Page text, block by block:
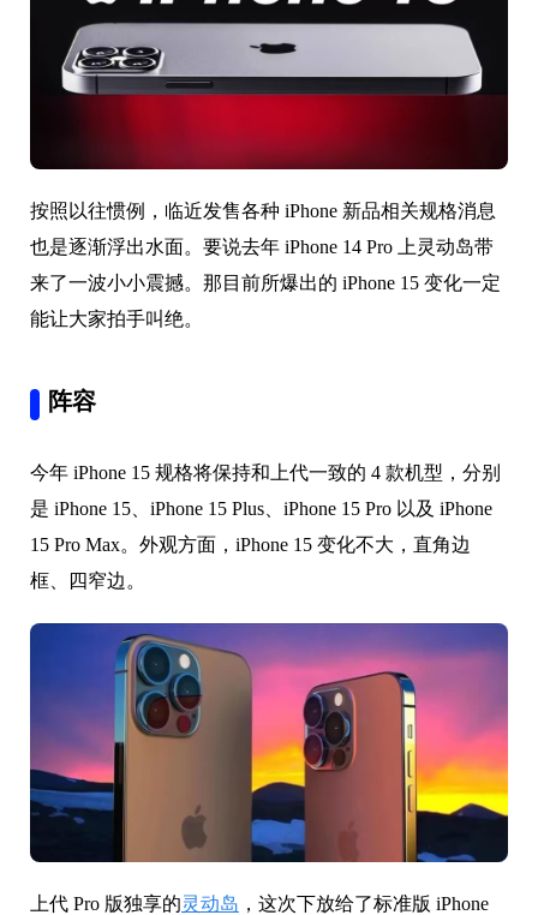
按照以往惯例，临近发售各种 iPhone 新品相关规格消息
也是逐渐浮出水面。要说去年 iPhone 14 Pro 上灵动岛带
来了一波小小震撼。那目前所爆出的 iPhone 15 变化一定
能让大家拍手叫绝。
阵容
今年 iPhone 15 规格将保持和上代一致的 4 款机型，分别
是 iPhone 15、iPhone 15 Plus、iPhone 15 Pro 以及 iPhone
15 Pro Max。外观方面，iPhone 15 变化不大，直角边
框、四窄边。
上代 Pro 版独享的灵动岛 ，这次下放给了标准版 iPhone